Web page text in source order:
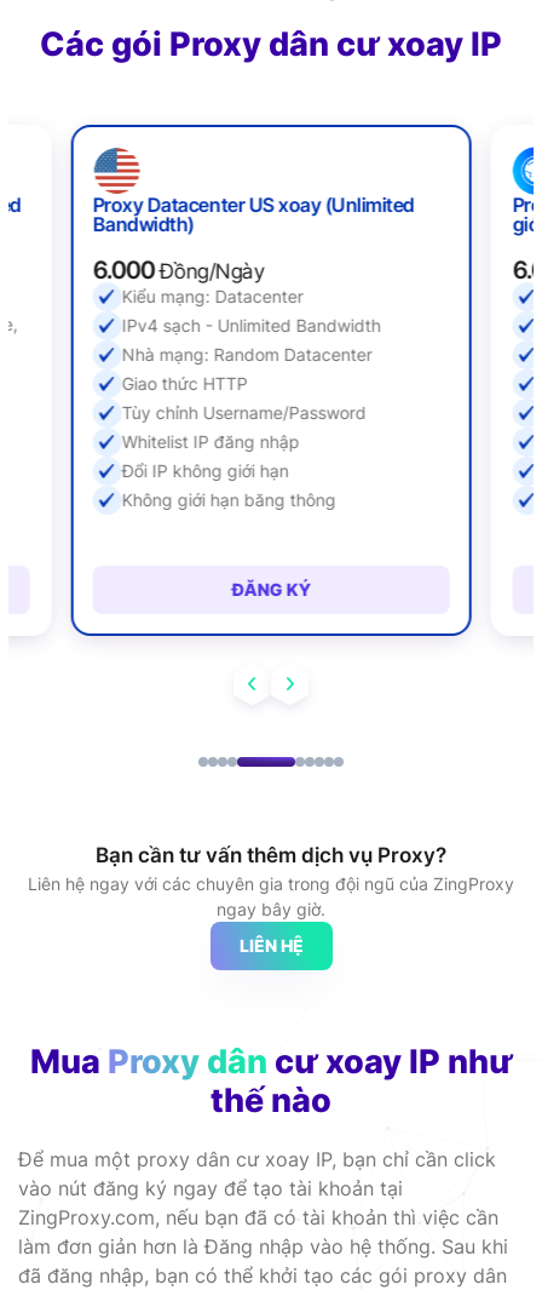
Các gói Proxy dân cư xoay IP
Proxy Datacenter US xoay (Unlimited
Bandwidth)
6.000Đồng/Ngày
Kiểu mạng: Datacenter
IPv4 sạch - Unlimited Bandwidth
Nhà mạng: Random Datacenter
Giao thức HTTP
Tùy chỉnh Username/Password
Whitelist IP đăng nhập
Đổi IP không giới hạn
Không giới hạn băng thông
ĐĂNG KÝ
Bạn cần tư vấn thêm dịch vụ Proxy?
Liên hệ ngay với các chuyên gia trong đội ngũ của ZingProxy
ngay bây giờ.
LIÊN HỆ
Mua Proxy dân cư xoay IP như
thế nào
Để mua một proxy dân cư xoay IP, bạn chỉ cần click
vào nút đăng ký ngay để tạo tài khoản tại
ZingProxy.com, nếu bạn đã có tài khoản thì việc cần
làm đơn giản hơn là Đăng nhập vào hệ thống. Sau khi
đã đăng nhập, bạn có thể khởi tạo các gói proxy dân